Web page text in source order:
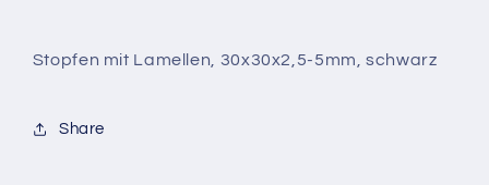
Stopfen mit Lamellen, 30x30x2,5-5mm, schwarz
Share